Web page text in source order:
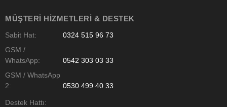
MÜŞTERI HIZMETLERI & DESTEK
Sabit Hat:
0324 515 96 73
GSM /
WhatsApp:
0542 303 03 33
GSM / WhatsApp
2:
0530 499 40 33
Destek Hattı: